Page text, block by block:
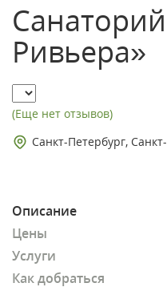
Ривьера»
(Еще нет отзывов)
Санкт-Петербург,
Описание
Цены
Услуги
Как добраться